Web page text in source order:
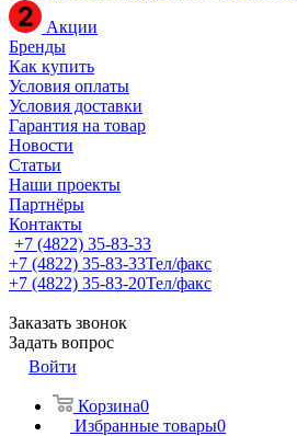
Акции
Бренды
Как купить
Условия оплаты
Условия доставки
Гарантия на товар
Новости
Статьи
Наши проекты
Партнёры
Контакты
+7 (4822) 35-83-33
+7 (4822) 35-83-33Тел/факс
+7 (4822) 35-83-20Тел/факс
Заказать звонок
Задать вопрос
Войти
Корзина0
Избранные товары0